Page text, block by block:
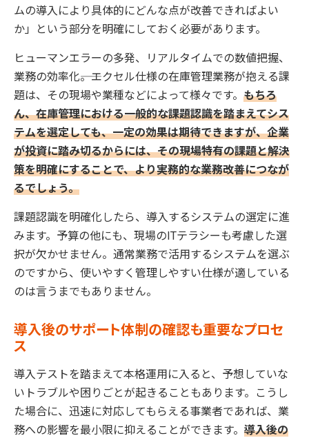
ムの導入により具体的にどんな点が改善できればよい
か」という部分を明確にしておく必要があります。
ヒューマンエラーの多発、リアルタイムでの数値把握、
業務の効率化――。エクセル仕様の在庫管理業務が抱える課
題は、その現場や業種などによって様々です。 もちろ
ん、在庫管理における一般的な課題認識を踏まえてシス
テムを選定しても、一定の効果は期待できますが、企業
が投資に踏み切るからには、その現場特有の課題と解決
策を明確にすることで、より実務的な業務改善につなが
るでしょう。
課題認識を明確化したら、導入するシステムの選定に進
みます。予算の他にも、現場のITテラシーも考慮した選
択が欠かせません。通常業務で活用するシステムを選ぶ
のですから、使いやすく管理しやすい仕様が適している
のは言うまでもありません。
導入後のサポート体制の確認も重要なプロセ
ス
導入テストを踏まえて本格運用に入ると、予想していな
いトラブルや困りごとが起きることもあります。こうし
た場合に、迅速に対応してもらえる事業者であれば、業
務への影響を最小限に抑えることができます。 導入後の